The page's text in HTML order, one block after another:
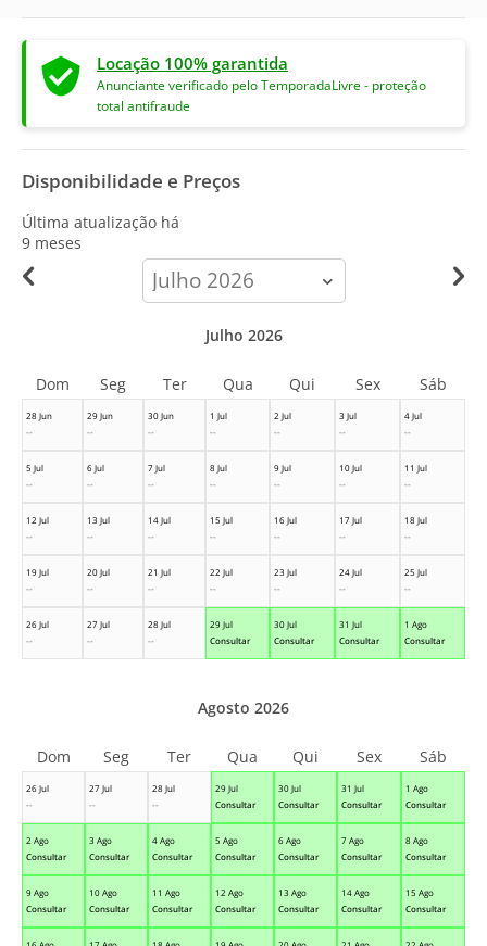
Locação 100% garantida
Anunciante verificado pelo TemporadaLivre - proteção
total antifraude
Disponibilidade e Preços
Última atualização há
9 meses
calendar-
month
28 Jun
--
29 Jun
--
30 Jun
--
1 Jul
--
2 Jul
--
3 Jul
--
4 Jul
--
5 Jul
--
6 Jul
--
7 Jul
--
8 Jul
--
9 Jul
--
10 Jul
--
11 Jul
--
12 Jul
--
13 Jul
--
14 Jul
--
15 Jul
--
16 Jul
--
17 Jul
--
18 Jul
--
19 Jul
--
20 Jul
--
21 Jul
--
22 Jul
--
23 Jul
--
24 Jul
--
25 Jul
--
26 Jul
--
27 Jul
--
28 Jul
--
29 Jul
Consultar
30 Jul
Consultar
31 Jul
Consultar
1 Ago
Consultar
Julho 2026
Dom Seg Ter Qua Qui Sex Sáb
26 Jul
--
27 Jul
--
28 Jul
--
29 Jul
Consultar
30 Jul
Consultar
31 Jul
Consultar
1 Ago
Consultar
2 Ago
Consultar
3 Ago
Consultar
4 Ago
Consultar
5 Ago
Consultar
6 Ago
Consultar
7 Ago
Consultar
8 Ago
Consultar
9 Ago
Consultar
10 Ago
Consultar
11 Ago
Consultar
12 Ago
Consultar
13 Ago
Consultar
14 Ago
Consultar
15 Ago
Consultar
Agosto 2026
Dom Seg Ter Qua Qui Sex Sáb